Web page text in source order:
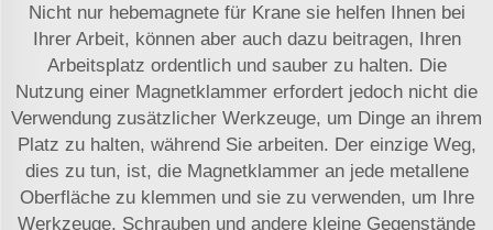
Nicht nur hebemagnete für Krane sie helfen Ihnen bei
Ihrer Arbeit, können aber auch dazu beitragen, Ihren
Arbeitsplatz ordentlich und sauber zu halten. Die
Nutzung einer Magnetklammer erfordert jedoch nicht die
Verwendung zusätzlicher Werkzeuge, um Dinge an ihrem
Platz zu halten, während Sie arbeiten. Der einzige Weg,
dies zu tun, ist, die Magnetklammer an jede metallene
Oberfläche zu klemmen und sie zu verwenden, um Ihre
Werkzeuge, Schrauben und andere kleine Gegenstände